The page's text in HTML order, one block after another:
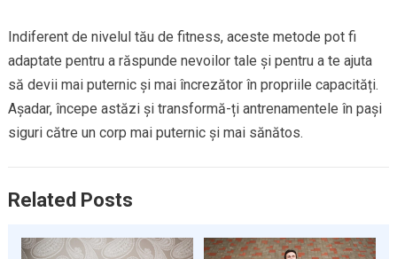
Indiferent de nivelul tău de fitness, aceste metode pot fi
adaptate pentru a răspunde nevoilor tale și pentru a te ajuta
să devii mai puternic și mai încrezător în propriile capacități.
Așadar, începe astăzi și transformă-ți antrenamentele în pași
siguri către un corp mai puternic și mai sănătos.
Related Posts